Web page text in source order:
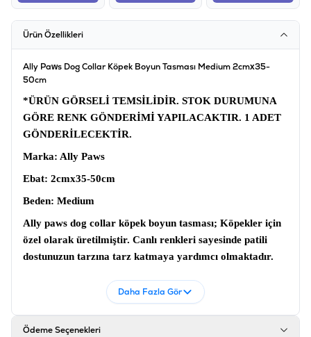
Ürün Özellikleri
Ally Paws Dog Collar Köpek Boyun Tasması Medium 2cmx35-
50cm
*ÜRÜN GÖRSELİ TEMSİLİDİR. STOK DURUMUNA
GÖRE RENK GÖNDERİMİ YAPILACAKTIR. 1 ADET
GÖNDERİLECEKTİR.
Marka: Ally Paws
Ebat: 2cmx35-50cm
Beden: Medium
Ally paws dog collar köpek boyun tasması; Köpekler için
özel olarak üretilmiştir. Canlı renkleri sayesinde patili
dostunuzun tarzına tarz katmaya yardımcı olmaktadır.
Barkod
:
8681475639340
Tedarikçi Ürün Kodu
Daha Fazla Gör
Ödeme Seçenekleri